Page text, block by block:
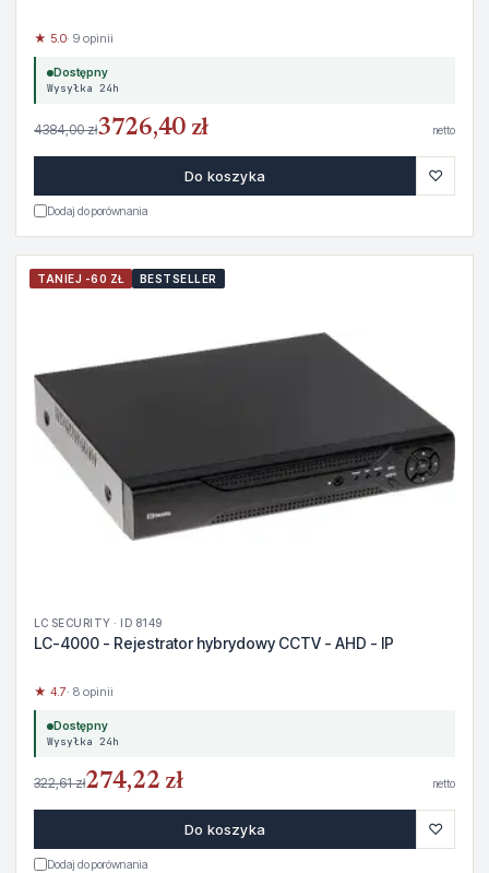
★ 5.0· 9 opinii
Dostępny
Wysyłka 24h
4384,00 zł3726,40 zł netto
Do koszyka ♡
Dodaj do porównania
TANIEJ -60 ZŁ BESTSELLER
LC SECURITY · ID 8149
LC-4000 - Rejestrator hybrydowy CCTV - AHD - IP
★ 4.7· 8 opinii
Dostępny
Wysyłka 24h
322,61 zł274,22 zł netto
Do koszyka ♡
Dodaj do porównania